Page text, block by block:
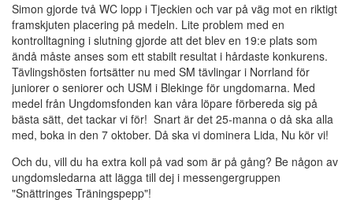
Simon gjorde två WC lopp i Tjeckien och var på väg mot en riktigt
framskjuten placering på medeln. Lite problem med en
kontrolltagning i slutning gjorde att det blev en 19:e plats som
ändå måste anses som ett stabilt resultat i hårdaste konkurens.
Tävlingshösten fortsätter nu med SM tävlingar i Norrland för
juniorer o seniorer och USM i Blekinge för ungdomarna. Med
medel från Ungdomsfonden kan våra löpare förbereda sig på
bästa sätt, det tackar vi för! Snart är det 25-manna o då ska alla
med, boka in den 7 oktober. Då ska vi dominera Lida, Nu kör vi!
Och du, vill du ha extra koll på vad som är på gång? Be någon av
ungdomsledarna att lägga till dej i messengergruppen
"Snättringes Träningspepp"!